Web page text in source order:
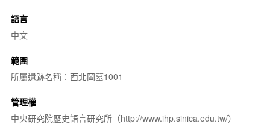
語言
中文
範圍
所屬遺跡名稱：西北岡墓1001
管理權
中央研究院歷史語言研究所（http://www.ihp.sinica.edu.tw/）